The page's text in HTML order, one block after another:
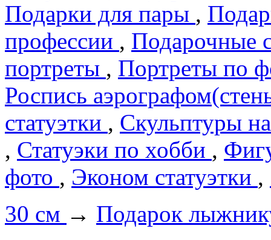
Подарки для пары ,
профеcсии , Подарочные
портреты , Портреты по
Роспись
статуэтки , Скульптуры
, Статуэки по хобби ,
фото , Эконом статуэтки ,
30 см → Подарок